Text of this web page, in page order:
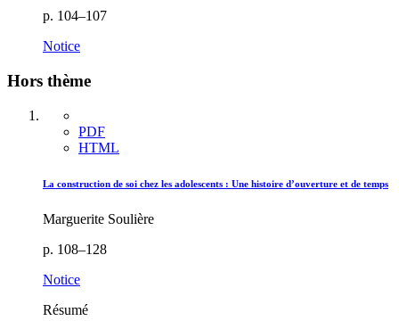
p. 104–107
Notice
Hors thème
PDF
HTML
La construction de soi chez les adolescents : Une histoire d’ouverture et de temps
Marguerite Soulière
p. 108–128
Notice
Résumé